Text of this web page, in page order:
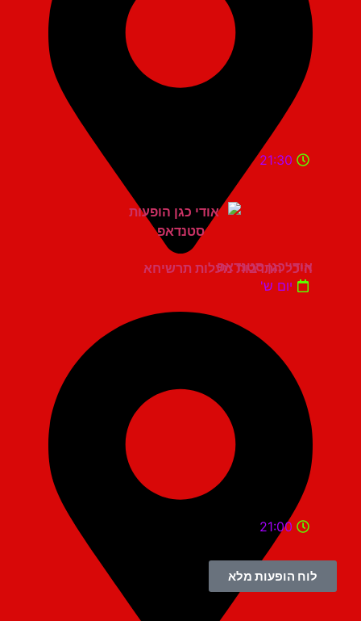
היכל התרבות מעלות תרשיחא
21:30
אודי כגן סטנדאפ
יום ש'
21:00
לוח הופעות מלא